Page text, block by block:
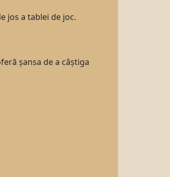
jos a tablei de joc.
șansa de a câștiga